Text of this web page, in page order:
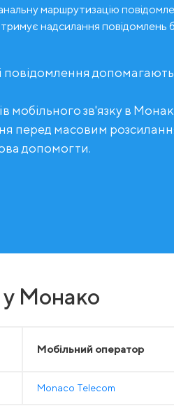
маршрутизацію
надсилання повідомлень
повідомлення допомагають
мобільного зв'язку в
перед масовим
допомогти.
у Монако
Мобільний оператор
Monaco Telecom